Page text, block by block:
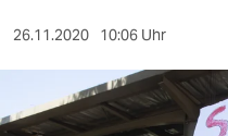
sport
berlin
26.11.2020 10:06 Uhr